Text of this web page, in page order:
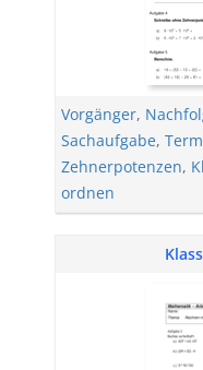
Vorgänger,
Sachaufgabe,
Zehnerpotenzen,
ordnen